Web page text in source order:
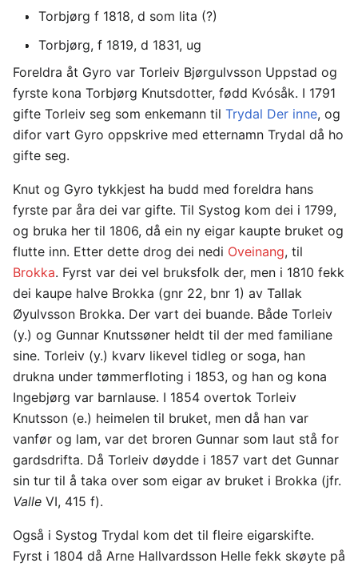
Torbjørg f 1818, d som lita (?)
Torbjørg, f 1819, d 1831, ug
Foreldra åt Gyro var Torleiv Bjørgulvsson Uppstad og
fyrste kona Torbjørg Knutsdotter, fødd Kvósåk. I 1791
gifte Torleiv seg som enkemann til Trydal Der inne, og
difor vart Gyro oppskrive med etternamn Trydal då ho
gifte seg.
Knut og Gyro tykkjest ha budd med foreldra hans
fyrste par åra dei var gifte. Til Systog kom dei i 1799,
og bruka her til 1806, då ein ny eigar kaupte bruket og
flutte inn. Etter dette drog dei nedi Oveinang, til
Brokka. Fyrst var dei vel bruksfolk der, men i 1810 fekk
dei kaupe halve Brokka (gnr 22, bnr 1) av Tallak
Øyulvsson Brokka. Der vart dei buande. Både Torleiv
(y.) og Gunnar Knutssøner heldt til der med familiane
sine. Torleiv (y.) kvarv likevel tidleg or soga, han
drukna under tømmerfloting i 1853, og han og kona
Ingebjørg var barnlause. I 1854 overtok Torleiv
Knutsson (e.) heimelen til bruket, men då han var
vanfør og lam, var det broren Gunnar som laut stå for
gardsdrifta. Då Torleiv døydde i 1857 vart det Gunnar
sin tur til å taka over som eigar av bruket i Brokka (jfr.
Valle VI, 415 f).
Også i Systog Trydal kom det til fleire eigarskifte.
Fyrst i 1804 då Arne Hallvardsson Helle fekk skøyte på